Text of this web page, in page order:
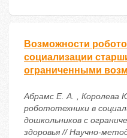
Возможности
социализации
ограниченными
Абрамс Е. А. , Королева
робототехники в
дошкольников с
здоровья // Научно-